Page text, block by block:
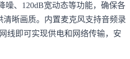
噪、120dB宽动态等功能，确保各
晰画质。内置麦克风支持音频录
线即可实现供电和网络传输，安